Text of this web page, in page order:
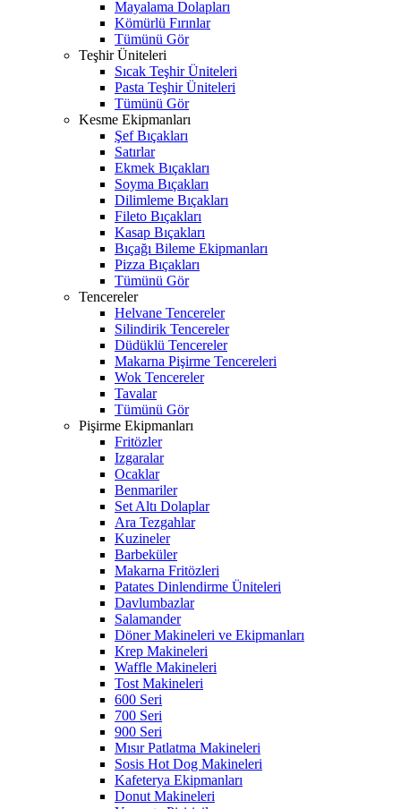
Mayalama Dolapları
Kömürlü Fırınlar
Tümünü Gör
Teşhir Üniteleri
Sıcak Teşhir Üniteleri
Pasta Teşhir Üniteleri
Tümünü Gör
Kesme Ekipmanları
Şef Bıçakları
Satırlar
Ekmek Bıçakları
Soyma Bıçakları
Dilimleme Bıçakları
Fileto Bıçakları
Kasap Bıçakları
Bıçağı Bileme Ekipmanları
Pizza Bıçakları
Tümünü Gör
Tencereler
Helvane Tencereler
Silindirik Tencereler
Düdüklü Tencereler
Makarna Pişirme Tencereleri
Wok Tencereler
Tavalar
Tümünü Gör
Pişirme Ekipmanları
Fritözler
Izgaralar
Ocaklar
Benmariler
Set Altı Dolaplar
Ara Tezgahlar
Kuzineler
Barbeküler
Makarna Fritözleri
Patates Dinlendirme Üniteleri
Davlumbazlar
Salamander
Döner Makineleri ve Ekipmanları
Krep Makineleri
Waffle Makineleri
Tost Makineleri
600 Seri
700 Seri
900 Seri
Mısır Patlatma Makineleri
Sosis Hot Dog Makineleri
Kafeterya Ekipmanları
Donut Makineleri